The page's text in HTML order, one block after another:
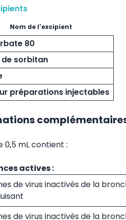
Nom de l'excipient
80
de sorbitan
préparations injectables
0,5 mL contient :
actives :
de virus inactivés de la
de virus inactivés de la